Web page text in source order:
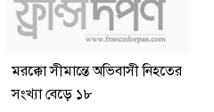
মরক্কো সীমান্তে অভিবাসী নিহতের
সংখ্যা বেড়ে ১৮